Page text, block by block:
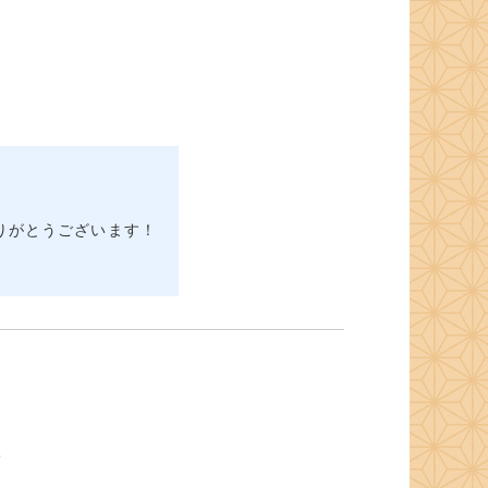
とうございます！